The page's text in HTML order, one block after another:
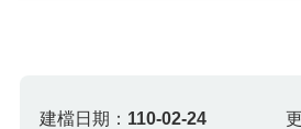
建檔日期： 110-02-24